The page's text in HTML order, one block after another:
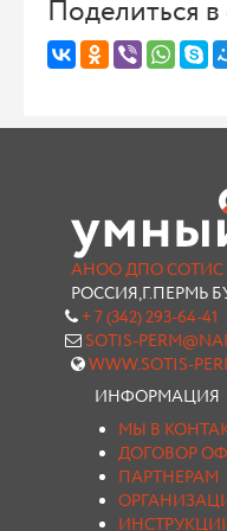
Поделиться
АНОО ДПО СОТИС
РОССИЯ,Г.ПЕРМЬ
+ 7 (342) 293-64-41
SOTIS-
WWW.SOTIS-
ИНФОРМАЦИЯ
МЫ В
ДОГОВОР
ПАРТНЕРАМ